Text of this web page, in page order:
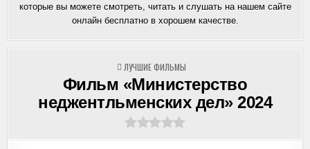
которые вы можете смотреть, читать и слушать на нашем сайте
онлайн бесплатно в хорошем качестве.
ОПУБЛИКОВАНО
В
ЛУЧШИЕ ФИЛЬМЫ
Фильм «Министерство
неджентльменских дел» 2024